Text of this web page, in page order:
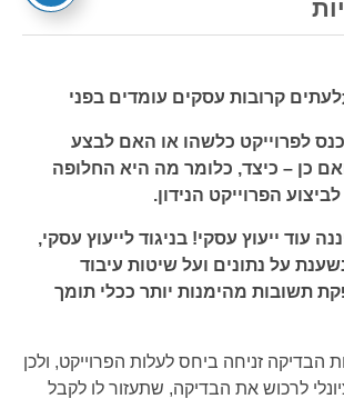
לעתים קרובות עסקים עומדים בפני
לפרוייקט כלשהו או האם לבצע
כן – כיצד, כלומר מה היא החלופה
הפרוייקט הנידון.
עוד ייעוץ עסקי! בניגוד לייעוץ עסקי,
על נתונים ועל שיטות עיבוד
תשובות מהימנות יותר ככלי תומך
הבדיקה זניחה ביחס לעלות הפרוייקט, ולכן
לרכוש את הבדיקה, שתעזור לו לקבל